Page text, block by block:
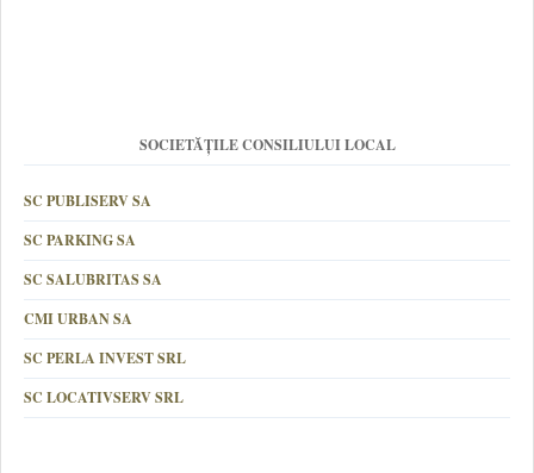
SOCIETĂȚILE CONSILIULUI LOCAL
SC PUBLISERV SA
SC PARKING SA
SC SALUBRITAS SA
CMI URBAN SA
SC PERLA INVEST SRL
SC LOCATIVSERV SRL